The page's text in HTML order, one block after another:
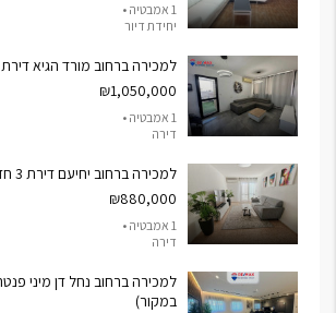
1 אמבטיה •
יחידת דיור
למכירה ברחוב מורד הגיא דירת 3.5 חדרים
₪1,050,000
1 אמבטיה •
דירה
למכירה ברחוב יחיעם דירת 3 חדרים
₪880,000
1 אמבטיה •
דירה
במקור)